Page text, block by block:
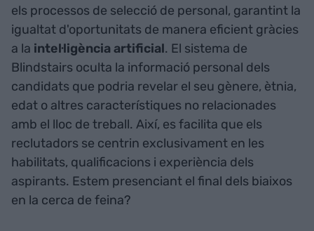
els processos de selecció de personal, garantint la
igualtat d'oportunitats de manera eficient gràcies
a la intel·ligència artificial. El sistema de
Blindstairs oculta la informació personal dels
candidats que podria revelar el seu gènere, ètnia,
edat o altres característiques no relacionades
amb el lloc de treball. Així, es facilita que els
reclutadors se centrin exclusivament en les
habilitats, qualificacions i experiència dels
aspirants. Estem presenciant el final dels biaixos
en la cerca de feina?